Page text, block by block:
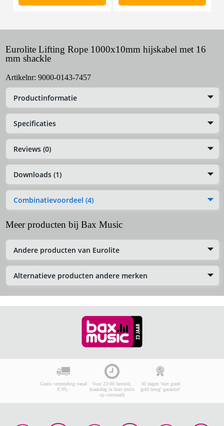
Eurolite Lifting Rope 1000x10mm hijskabel met 16
mm shackle
Artikelnr: 9000-0143-7457
Productinformatie
Specificaties
Reviews (0)
Downloads (1)
Combinatievoordeel (4)
Meer producten bij Bax Music
Andere producten van Eurolite
Alternatieve producten andere merken
Gratis verzending vanaf
€ 99,-
Voor 23:00 besteld,
maandag in huis (mits
op voorraad)
30 dagen 'niet goed
geld terug' garantie!